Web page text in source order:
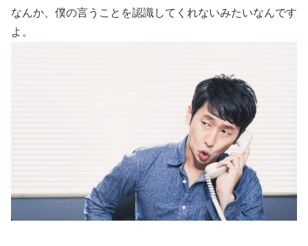
なんか、僕の言うことを認識してくれないみたいなんです
よ。